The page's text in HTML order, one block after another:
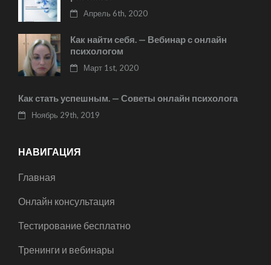
Апрель 6th, 2020
Как найти себя. — Вебинар с онлайн
психологом
Март 1st, 2020
Как стать успешным. — Советы онлайн психолога
Ноябрь 29th, 2019
НАВИГАЦИЯ
Главная
Онлайн консультация
Тестирование бесплатно
Тренинги и вебинары